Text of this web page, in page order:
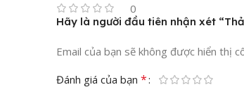
0
Hãy là người đầu tiên nhận xét
Email của bạn sẽ không được hiển thị
Đánh giá của bạn *